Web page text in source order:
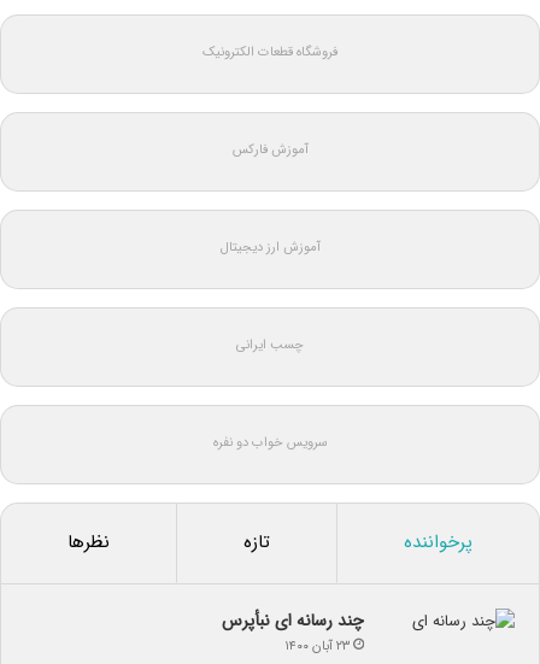
فروشگاه قطعات الکترونیک
آموزش فارکس
آموزش ارز دیجیتال
چسب ایرانی
سرویس خواب دو نفره
پرخواننده تازه نظرها
چند رسانه ای نبأپرس
۲۳ آبان ۱۴۰۰